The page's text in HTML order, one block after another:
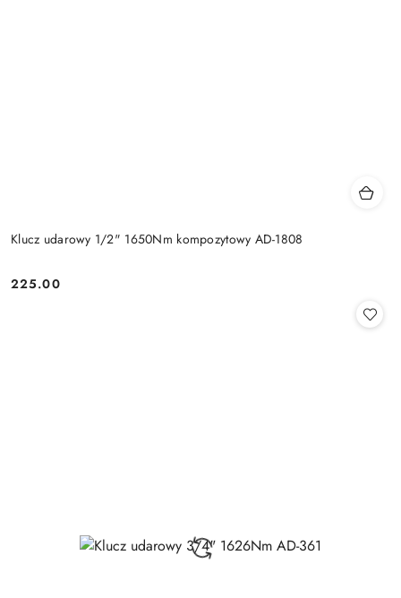
Klucz udarowy 1/2" 1650Nm kompozytowy AD-1808
Cena:
225.00